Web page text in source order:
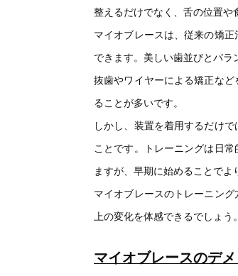
整えるだけでなく、舌の位置や
マイオブレースは、従来の矯
できます。美しい歯並びとバラ
抜歯やワイヤーによる矯正な
ることが多いです。
しかし、装置を着用するだけ
ことです。トレーニングは日
ますが、早期に始めることでよ
マイオブレースのトレーニン
上の変化を体感できるでしょう。
マイオブレースのデメ